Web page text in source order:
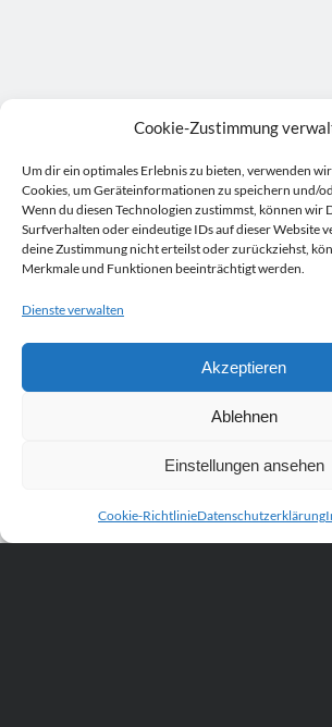
Cookie-Zustimmung
Um dir ein optimales Erlebnis zu bieten, verwenden
Cookies, um Geräteinformationen zu speichern und/
Wenn du diesen Technologien zustimmst, können wir
Surfverhalten oder eindeutige IDs auf dieser Website
deine Zustimmung nicht erteilst oder zurückziehst,
Merkmale und Funktionen beeinträchtigt werden.
Dienste verwalten
Akzeptieren
Ablehnen
Einstellungen ansehen
Cookie-RichtlinieDatenschutzerklärung